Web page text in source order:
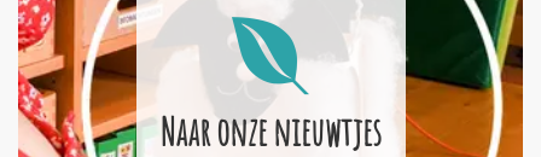
Naar onze nieuwtjes